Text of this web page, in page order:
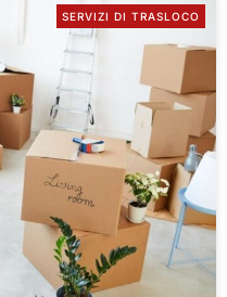
SERVIZI DI TRASLOCO